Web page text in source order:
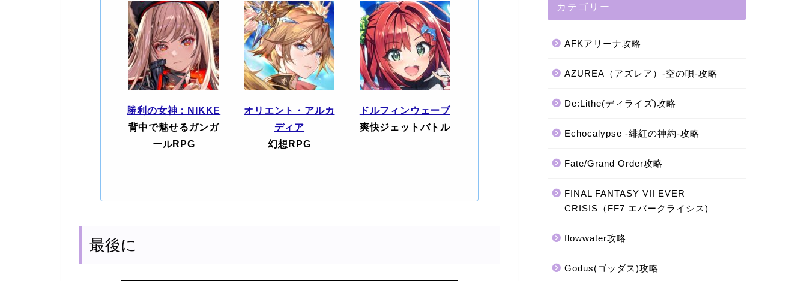
勝利の女神：NIKKE
背中で魅せるガンガ
ールRPG
オリエント・アルカ
ディア
幻想RPG
ドルフィンウェーブ
爽快ジェットバトル
最後に
カテゴリー
AFKアリーナ攻略
AZUREA（アズレア）-空の唄-攻略
De:Lithe(ディライズ)攻略
Echocalypse -緋紅の神約-攻略
Fate/Grand Order攻略
FINAL FANTASY VII EVER
CRISIS（FF7 エバークライシス)
flowwater攻略
Godus(ゴッダス)攻略